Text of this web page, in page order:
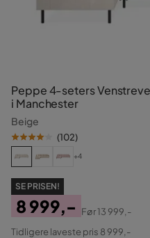
Peppe 4-seters
i Manchester
Beige
(102)
+4
SE PRISEN!
Pris
8 999,-
Original
Før13 999,-
Tidligere laveste pris 8 999,-